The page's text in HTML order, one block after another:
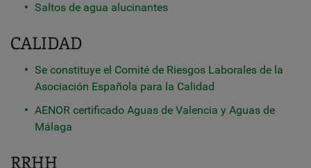
Saltos de agua alucinantes
CALIDAD
Se constituye el Comité de Riesgos Laborales de la
Asociación Española para la Calidad
AENOR certificado Aguas de Valencia y Aguas de
Málaga
RRHH